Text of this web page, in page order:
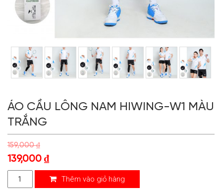
ÁO CẦU LÔNG NAM HIWING-W1 MÀU
TRẮNG
159,000₫
139,000 ₫
Thêm vào giỏ hàng